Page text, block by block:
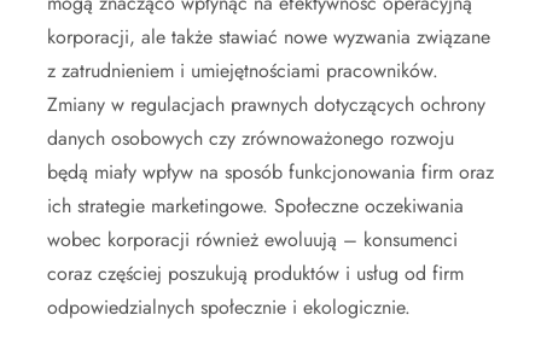
korporacji, ale także stawiać nowe wyzwania związane
z zatrudnieniem i umiejętnościami pracowników.
Zmiany w regulacjach prawnych dotyczących ochrony
danych osobowych czy zrównoważonego rozwoju
będą miały wpływ na sposób funkcjonowania firm oraz
ich strategie marketingowe. Społeczne oczekiwania
wobec korporacji również ewoluują – konsumenci
coraz częściej poszukują produktów i usług od firm
odpowiedzialnych społecznie i ekologicznie.